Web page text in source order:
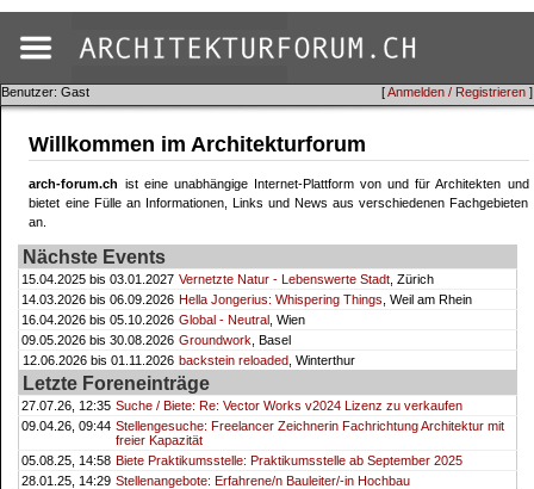
[Anmelden / Registrieren ]
Benutzer: Gast
Willkommen im Architekturforum
arch-forum.ch ist eine unabhängige Internet-Plattform von und für Architekten und
bietet eine Fülle an Informationen, Links und News aus verschiedenen Fachgebieten
an.
Nächste Events
15.04.2025 bis 03.01.2027 Vernetzte Natur - Lebenswerte Stadt , Zürich
14.03.2026 bis 06.09.2026 Hella Jongerius: Whispering Things , Weil am Rhein
16.04.2026 bis 05.10.2026 Global - Neutral , Wien
09.05.2026 bis 30.08.2026 Groundwork , Basel
12.06.2026 bis 01.11.2026 backstein reloaded , Winterthur
Letzte Foreneinträge
27.07.26, 12:35 Suche / Biete: Re: Vector Works v2024 Lizenz zu verkaufen
09.04.26, 09:44 Stellengesuche: Freelancer Zeichnerin Fachrichtung Architektur mit
freier Kapazität
05.08.25, 14:58 Biete Praktikumsstelle: Praktikumsstelle ab September 2025
28.01.25, 14:29 Stellenangebote: Erfahrene/n Bauleiter/-in Hochbau